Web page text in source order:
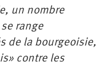
un nombre
range
de la bourgeoisie,
contre les